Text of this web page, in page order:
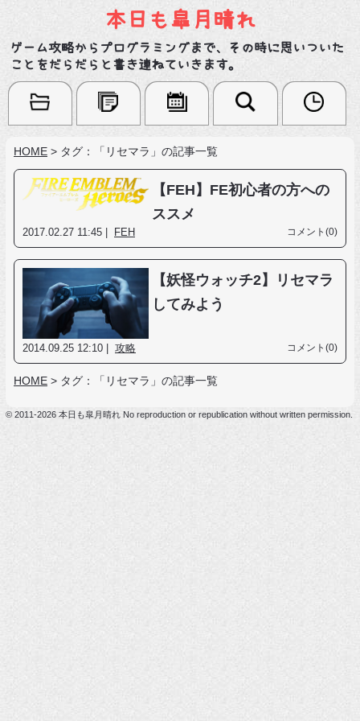
本日も皐月晴れ
ゲーム攻略からプログラミングまで、その時に思いついた
ことをだらだらと書き連ねていきます。
HOME > タグ：「リセマラ」の記事一覧
【FEH】FE初心者の方への
ススメ
2017.02.27 11:45 | FEH コメント(0)
【妖怪ウォッチ2】リセマラ
してみよう
2014.09.25 12:10 | 攻略 コメント(0)
HOME > タグ：「リセマラ」の記事一覧
© 2011-2026 本日も皐月晴れ No reproduction or republication without written permission.